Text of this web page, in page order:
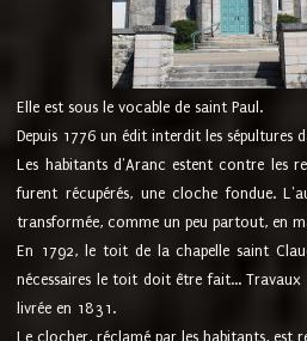
Elle est sous le vocable de saint Paul.
Depuis 1776 un édit interdit les sépultures
Les habitants d'Aranc estent contre les
furent récupérés, une cloche fondue.
transformée, comme un peu partout, en
En 1792, le toit de la chapelle saint
nécessaires le toit doit être fait...
livrée en 1831.
Le clocher, réclamé par les habitants, est